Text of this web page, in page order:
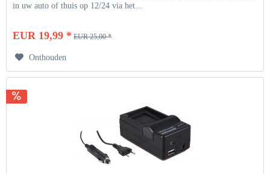
in uw auto of thuis op 12/24 via het...
EUR 19,99 * EUR 25,00 *
Onthouden